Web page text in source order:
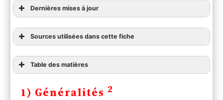
Dernières mises à jour
Sources utilisées dans cette fiche
Table des matières
2) Diagnostic
1) Généralités 2